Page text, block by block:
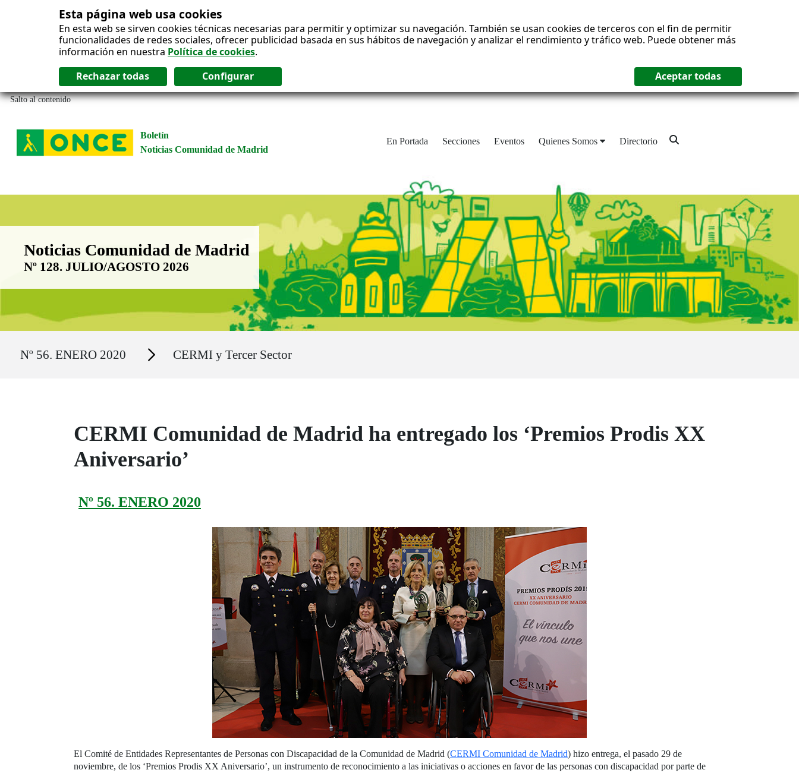
Esta página web usa cookies
En esta web se sirven cookies técnicas necesarias para permitir y optimizar su navegación. También se usan cookies de terceros con el fin de permitir
funcionalidades de redes sociales, ofrecer publicidad basada en sus hábitos de navegación y analizar el rendimiento y tráfico web. Puede obtener más
información en nuestra Política de cookies.
Salto al contenido
Boletín
Noticias Comunidad de Madrid
En Portada Secciones Eventos Quienes Somos Directorio
Boletín Noticias Comunidad de Madrid
Noticias Comunidad de Madrid
Nº 128. JULIO/AGOSTO 2026
Nº 56. ENERO 2020 Secciones CERMI y Tercer Sector
CERMI Comunidad de Madrid ha entregado los ‘Premios Prodis XX
Aniversario’
Nº 56. ENERO 2020
El Comité de Entidades Representantes de Personas con Discapacidad de la Comunidad de Madrid (CERMI Comunidad de Madrid) hizo entrega, el pasado 29 de
noviembre, de los ‘Premios Prodis XX Aniversario’, un instrumento de reconocimiento a las iniciativas o acciones en favor de las personas con discapacidad por parte de